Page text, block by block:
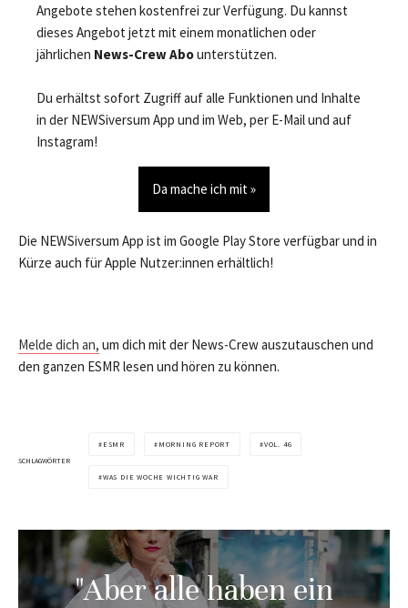
Angebote stehen kostenfrei zur Verfügung. Du kannst
dieses Angebot jetzt mit einem monatlichen oder
jährlichen News-Crew Abounterstützen.
Du erhältst sofort Zugriff auf alle Funktionen und Inhalte
in der NEWSiversum App und im Web, per E-Mail und auf
Instagram!
Da mache ich mit »
Die NEWSiversum App ist im Google Play Store verfügbar und in
Kürze auch für Apple Nutzer:innen erhältlich!
Melde dich an, um dich mit der News-Crew auszutauschen und
den ganzen ESMR lesen und hören zu können.
SCHLAGWÖRTER
ESMR MORNING REPORT VOL. 46
WAS DIE WOCHE WICHTIG WAR
"Aber alle haben ein